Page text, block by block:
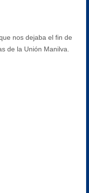
nos dejaba el fin de
de la Unión Manilva.